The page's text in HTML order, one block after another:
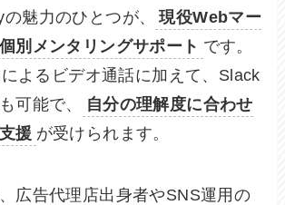
魅力のひとつが、
現役Webマー
別メンタリングサポート です。
よるビデオ通話に加えて、Slack
可能で、
自分の理解度に合わせ
援 が受けられます。
広告代理店出身者やSNS運用の